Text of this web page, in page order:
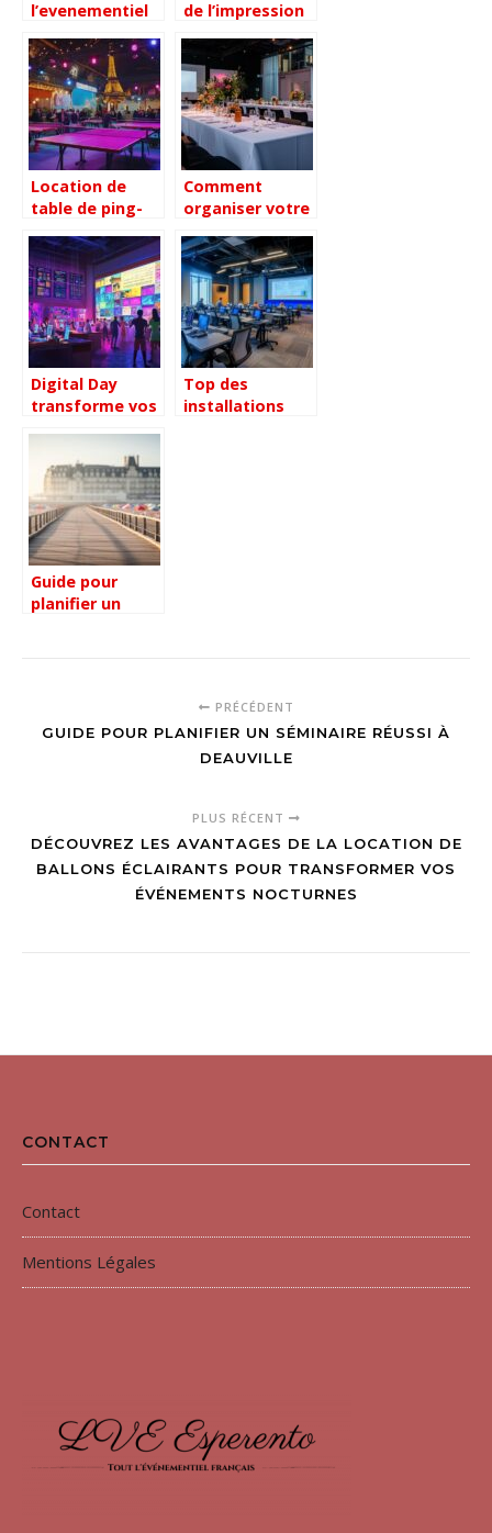
l’evenementiel
communication
interne
de l’impression
personnalisee
pour les
evenements
professionnels
Location de
table de ping-
dynamisez vos
événements
avec des
tournois et
activités
ludiques
Comment
organiser votre
d’entreprise en
toute simplicité
Digital Day
transforme vos
expériences
hybrides
mémorables
Top des
installations
Guide pour
planifier un
PRÉCÉDENT
GUIDE POUR PLANIFIER UN SÉMINAIRE RÉUSSI À
DEAUVILLE
PLUS RÉCENT
DÉCOUVREZ LES AVANTAGES DE LA LOCATION DE
BALLONS ÉCLAIRANTS POUR TRANSFORMER VOS
ÉVÉNEMENTS NOCTURNES
CONTACT
Contact
Mentions Légales